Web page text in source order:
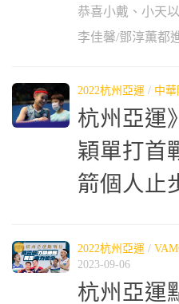
恭喜小戴、小天
李佳馨/鄧淳薫都
2022杭州亞運 / 中華
杭州亞運
穎單打首
箭個人止
2022杭州亞運 /
2023-09-06
杭州亞運